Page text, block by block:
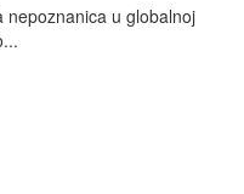
nepoznanica u globalnoj